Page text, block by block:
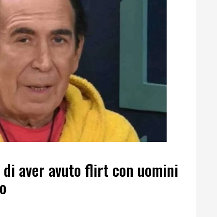
di aver avuto flirt con uomini